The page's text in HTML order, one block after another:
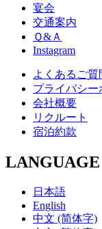
宴会
交通案内
Ｑ&Ａ
Instagram
よくあるご質
プライバシー
会社概要
リクルート
宿泊約款
LANGUAGE
日本語
English
中文 (简体字)